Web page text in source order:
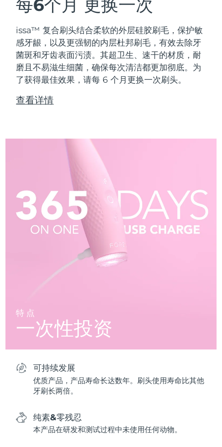
每6个月 更换一次
issa™ 复合刷头结合柔软的外层硅胶刷毛，保护敏
感牙龈，以及更强韧的内层杜邦刷毛，有效去除牙
菌斑和牙齿表面污渍。其超卫生、速干的材质，耐
磨且不易滋生细菌，确保每次清洁都更加彻底。为
了获得最佳效果，请每 6 个月更换一次刷头。
查看详情
特点
一次性投资
可持续发展
优质产品，产品寿命长达数年。刷头使用寿命比其他
牙刷长两倍。
纯素&零残忍
本产品在研发和测试过程中未使用任何动物。